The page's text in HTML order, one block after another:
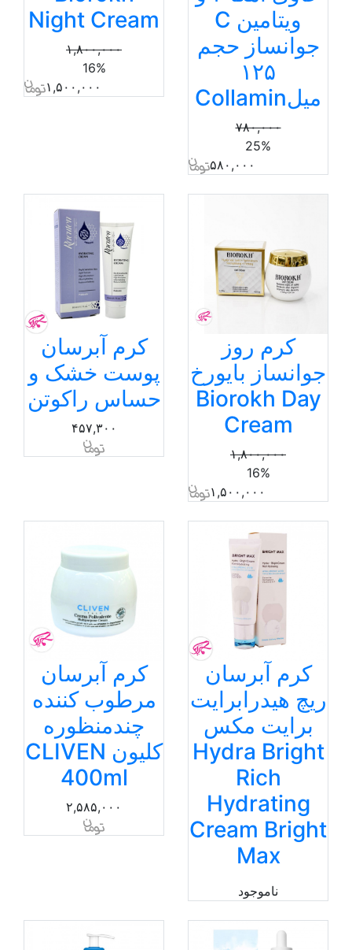
ویتامین C
جوانساز حجم
۱۲۵
میلCollamin
۷۸۰,۰۰۰
25%
۵۸۰,۰۰۰
Night Cream
۱,۸۰۰,۰۰۰
16%
۱,۵۰۰,۰۰۰
کرم روز
جوانساز بایورخ
Biorokh Day
Cream
۱,۸۰۰,۰۰۰
16%
۱,۵۰۰,۰۰۰
کرم آبرسان
پوست خشک و
حساس راکوتن
۴۵۷,۳۰۰
کرم آبرسان
ریچ هیدرابرایت
برایت مکس
Hydra Bright
Rich
Hydrating
Cream Bright
Max
ناموجود
کرم آبرسان
مرطوب کننده
چندمنظوره
کلیون CLIVEN
400ml
۲,۵۸۵,۰۰۰